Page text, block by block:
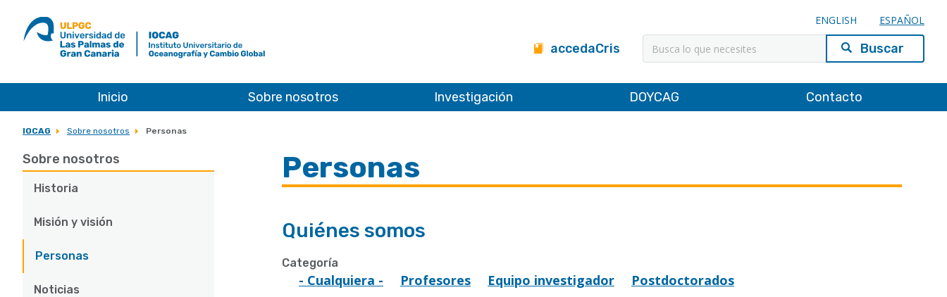
ULPGC
al
inicio
ENGLISH ESPAÑOL
accedaCris Buscar
Inicio Sobre nosotros Investigación DOYCAG Contacto
IOCAG Sobre nosotros Personas
Sobre nosotros
Historia
Misión y visión
Personas
Noticias
Personas
Quiénes somos
Categoría
- Cualquiera - Profesores Equipo investigador
Postdoctorados